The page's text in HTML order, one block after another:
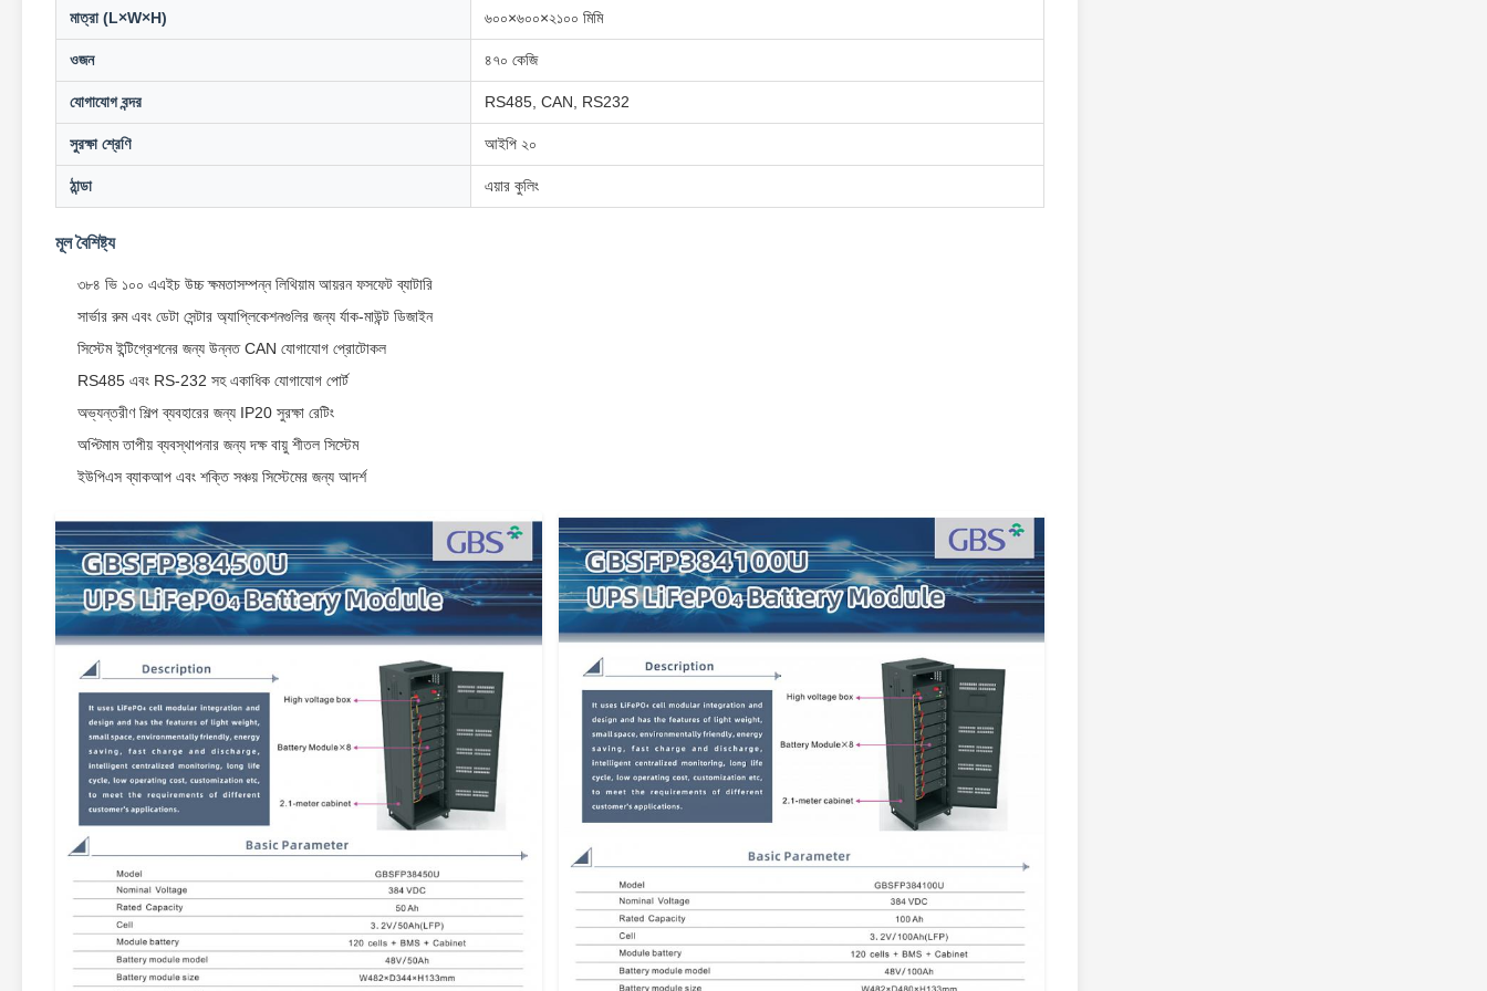
মাত্রা (L×W×H) ৬০০×৬০০×২১০০ মিমি
ওজন ৪৭০ কেজি
যোগাযোগ বন্দর RS485, CAN, RS232
সুরক্ষা শ্রেণি আইপি ২০
ঠান্ডা এয়ার কুলিং
মূল বৈশিষ্ট্য
৩৮৪ ভি ১০০ এএইচ উচ্চ ক্ষমতাসম্পন্ন লিথিয়াম আয়রন ফসফেট ব্যাটারি
সার্ভার রুম এবং ডেটা সেন্টার অ্যাপ্লিকেশনগুলির জন্য র্যাক-মাউন্ট ডিজাইন
সিস্টেম ইন্টিগ্রেশনের জন্য উন্নত CAN যোগাযোগ প্রোটোকল
RS485 এবং RS-232 সহ একাধিক যোগাযোগ পোর্ট
অভ্যন্তরীণ শিল্প ব্যবহারের জন্য IP20 সুরক্ষা রেটিং
অপ্টিমাম তাপীয় ব্যবস্থাপনার জন্য দক্ষ বায়ু শীতল সিস্টেম
ইউপিএস ব্যাকআপ এবং শক্তি সঞ্চয় সিস্টেমের জন্য আদর্শ